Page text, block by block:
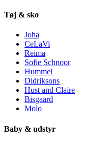
Tøj & sko
Joha
CeLaVi
Reima
Sofie Schnoor
Hummel
Didriksons
Hust and Claire
Bisgaard
Molo
Baby & udstyr